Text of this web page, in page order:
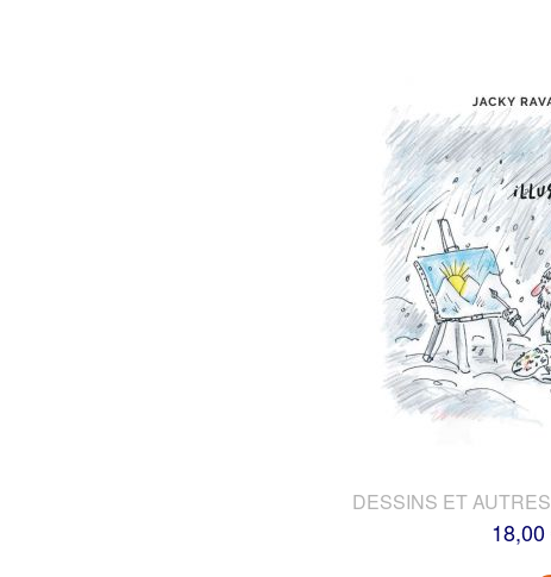
DESSINS ET
18,00